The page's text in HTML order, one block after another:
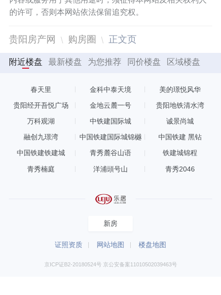
的许可，否则本网站依法保留追究权。
贵阳房产网 购房圈 正文页
附近楼盘 最新楼盘 为您推荐 同价楼盘 区域楼盘
春天里 金科中泰天境 美的璟悦风华
贵阳经开吾悦广场 金地云麓一号 贵阳地铁清水湾
万科观湖 中铁建国际城 诚景尚城
融创九璟湾 中国铁建国际城锦樾 中国铁建 黑钻
中国铁建铁建城 青秀麓谷山语 铁建城锦程
青秀楠庭 洋浦頭号山 青秀2046
新房
证照资质 网站地图 楼盘地图
京ICP证B2-20180524号 京公安备案11010502039463号